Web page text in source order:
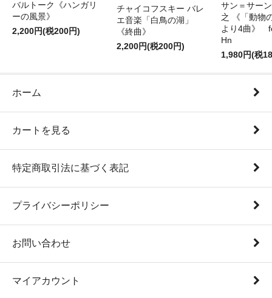
バルトーク《ハンガリ
ーの風景》
2,200円(税200円)
チャイコフスキー バレ
エ音楽「白鳥の湖」
《終曲》
2,200円(税200円)
サン＝サー
之 《「動物
より4曲》
Hn
1,980円(税
ホーム
カートを見る
特定商取引法に基づく表記
プライバシーポリシー
お問い合わせ
マイアカウント